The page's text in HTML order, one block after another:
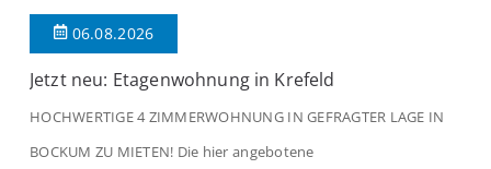
06.08.2026
Jetzt neu: Etagenwohnung in Krefeld
HOCHWERTIGE 4 ZIMMERWOHNUNG IN GEFRAGTER LAGE IN
BOCKUM ZU MIETEN! Die hier angebotene